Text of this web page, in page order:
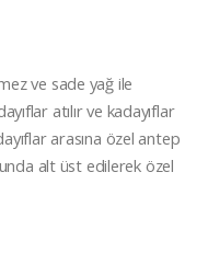
ve sade yağ ile
atılır ve kadayıflar
arasına özel antep
alt üst edilerek özel